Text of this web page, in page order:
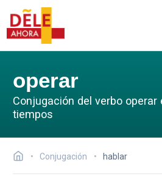
operar
Conjugación del verbo operar
tiempos
Conjugación hablar